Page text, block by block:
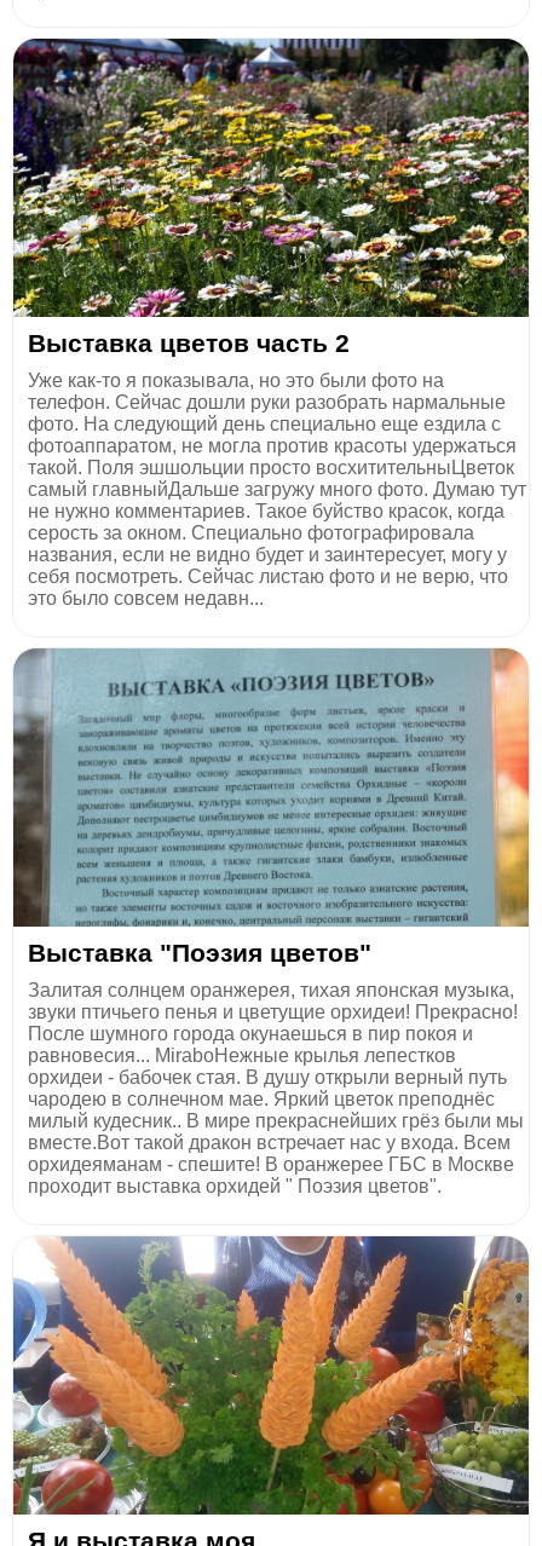
Выставка цветов часть 2
Уже как-то я показывала, но это были фото на
телефон. Сейчас дошли руки разобрать нармальные
фото. На следующий день специально еще ездила с
фотоаппаратом, не могла против красоты удержаться
такой. Поля эшшольции просто восхитительныЦветок
самый главныйДальше загружу много фото. Думаю тут
не нужно комментариев. Такое буйство красок, когда
серость за окном. Специально фотографировала
названия, если не видно будет и заинтересует, могу у
себя посмотреть. Сейчас листаю фото и не верю, что
это было совсем недавн...
Выставка "Поэзия цветов"
Залитая солнцем оранжерея, тихая японская музыка,
звуки птичьего пенья и цветущие орхидеи! Прекрасно!
После шумного города окунаешься в пир покоя и
равновесия... MiraboНежные крылья лепестков
орхидеи - бабочек стая. В душу открыли верный путь
чародею в солнечном мае. Яркий цветок преподнёс
милый кудесник.. В мире прекраснейших грёз были мы
вместе.Вот такой дракон встречает нас у входа. Всем
орхидеяманам - спешите! В оранжерее ГБС в Москве
проходит выставка орхидей " Поэзия цветов".